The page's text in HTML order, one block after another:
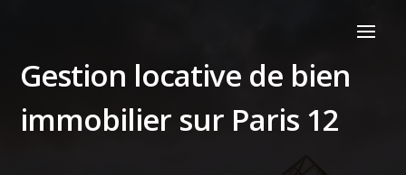
Gestion locative de bien
immobilier sur Paris 12